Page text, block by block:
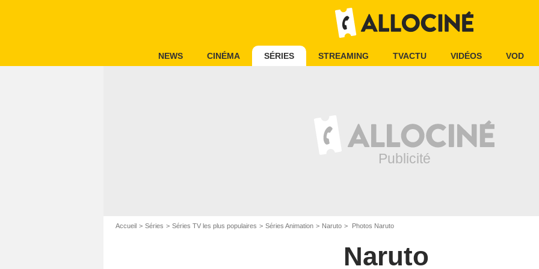
NEWS CINÉMA SÉRIES STREAMING TVACTU VIDÉOS VOD
Accueil Séries Séries TV les plus populaires Séries Animation Naruto Photos Naruto
Naruto